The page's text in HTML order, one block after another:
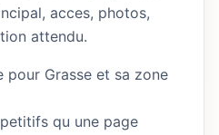
acces, photos,
attendu.
pour Grasse et sa zone
qu une page